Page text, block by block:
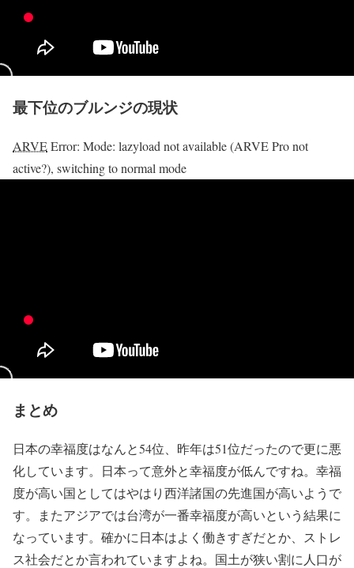
最下位のブルンジの現状
ARVEError: Mode: lazyload not available (ARVE Pro not
active?), switching to normal mode
まとめ
日本の幸福度はなんと54位、昨年は51位だったので更に悪
化しています。日本って意外と幸福度が低んですね。幸福
度が高い国としてはやはり西洋諸国の先進国が高いようで
す。またアジアでは台湾が一番幸福度が高いという結果に
なっています。確かに日本はよく働きすぎだとか、ストレ
ス社会だとか言われていますよね。国土が狭い割に人口が